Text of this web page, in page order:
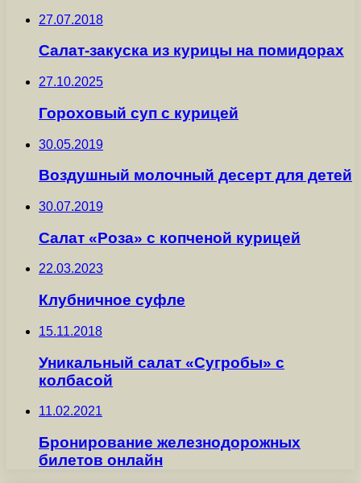
27.07.2018
Салат-закуска из курицы на помидорах
27.10.2025
Гороховый суп с курицей
30.05.2019
Воздушный молочный десерт для детей
30.07.2019
Салат «Роза» с копченой курицей
22.03.2023
Клубничное суфле
15.11.2018
Уникальный салат «Сугробы» с
колбасой
11.02.2021
Бронирование железнодорожных
билетов онлайн